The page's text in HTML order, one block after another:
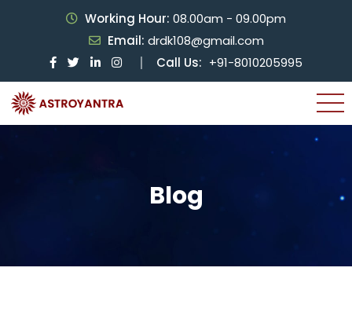
Working Hour: 08.00am - 09.00pm
Email: drdk108@gmail.com
Call Us: +91-8010205995
Blog